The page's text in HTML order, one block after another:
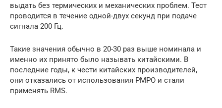
выдать без термических и механических проблем. Тест
проводится в течение одной-двух секунд при подаче
сигнала 200 Гц.
Такие значения обычно в 20-30 раз выше номинала и
именно их принято было называть китайскими. В
последние годы, к чести китайских производителей,
они отказались от использования PMPO и стали
применять RMS.